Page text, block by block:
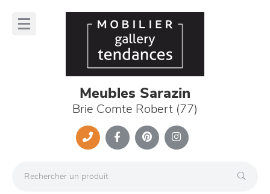
Meubles Sarazin
Brie Comte Robert (77)